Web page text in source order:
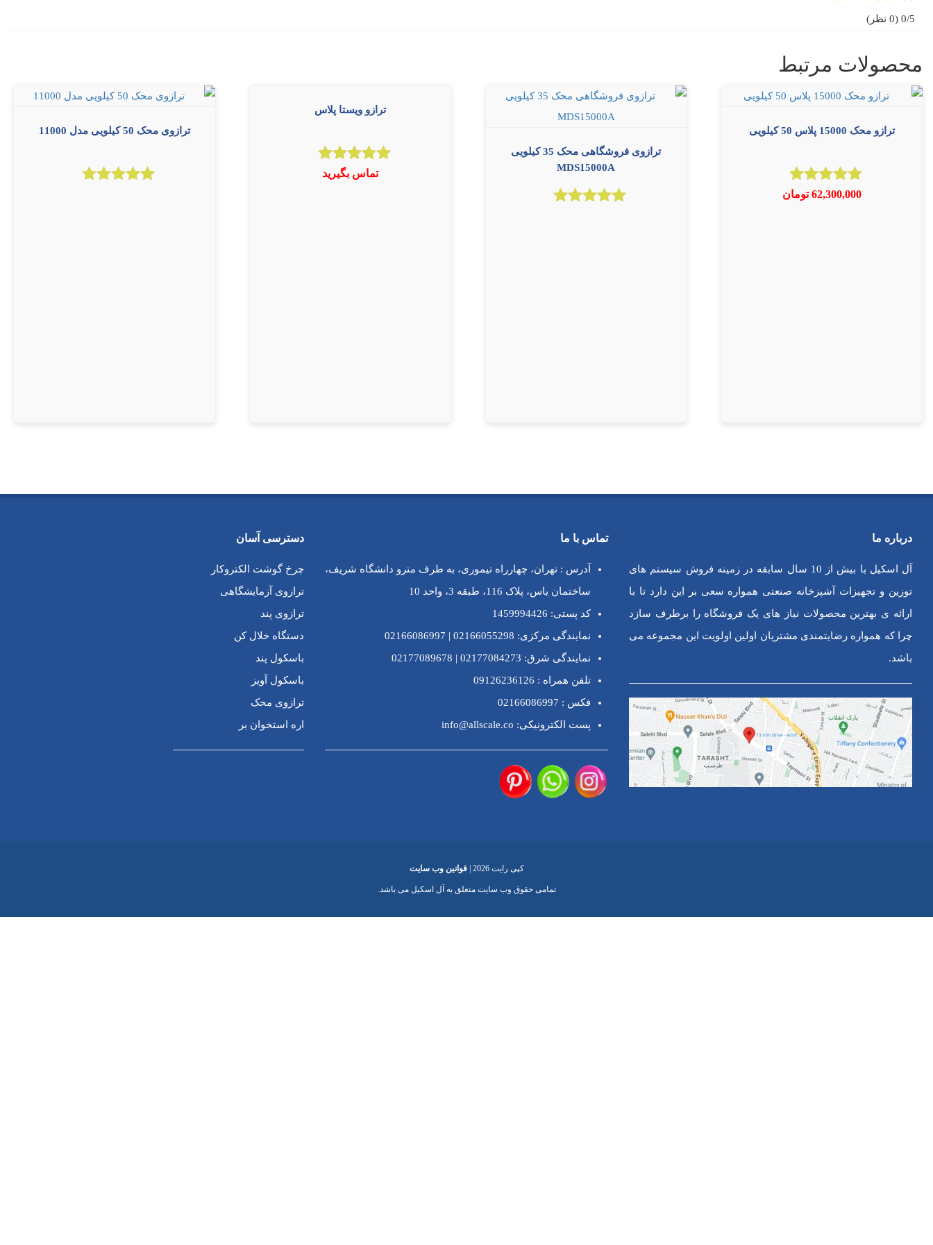
0/5 (0 نظر)
محصولات مرتبط
ترازو محک 15000 پلاس 50 کیلویی
امتیاز
4.67
62,300,000 تومان
ترازوی فروشگاهی محک 35 کیلویی
MDS15000A
ترازو ویستا پلاس
امتیاز
5.00
تماس بگیرید
ترازوی محک 50 کیلویی مدل 11000
درباره ما
آل اسکیل با بیش از 10 سال سابقه در زمینه فروش سیستم های
توزین و تجهیزات آشپزخانه صنعتی همواره سعی بر این دارد تا با
ارائه ی بهترین محصولات نیاز های یک فروشگاه را برطرف سازد
چرا که همواره رضایتمندی مشتریان اولین اولویت این مجموعه می
باشد.
تماس با ما
آدرس : تهران، چهارراه تیموری، به طرف مترو دانشگاه شریف،
ساختمان یاس، پلاک 116، طبقه 3، واحد 10
کد پستی: 1459994426
نمایندگی مرکزی: 02166055298
|
02166086997
نمایندگی شرق: 02177084273
|
02177089678
تلفن همراه : 09126236126
فکس : 02166086997
پست الکترونیکی: info@allscale.co
دسترسی آسان
چرخ گوشت الکتروکار
ترازوی آزمایشگاهی
ترازوی پند
دستگاه خلال کن
باسکول پند
باسکول آویز
ترازوی محک
اره استخوان بر
کپی رایت 2026 | قوانین وب سایت
تمامی حقوق وب سایت متعلق به آل اسکیل می باشد.